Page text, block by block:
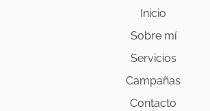
Inicio
Sobre mí
Servicios
Campañas
Contacto